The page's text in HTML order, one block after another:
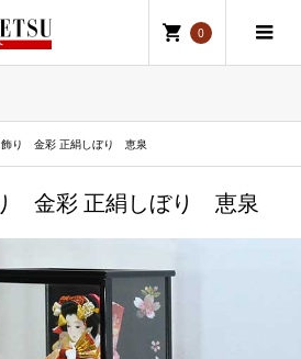
0
り 金彩 正絹しぼり 恵泉
金彩 正絹しぼり 恵泉